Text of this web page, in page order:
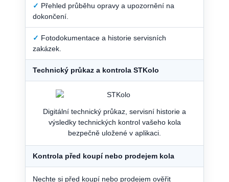
✓ Přehled průběhu opravy a upozornění na
dokončení.
✓ Fotodokumentace a historie servisních
zakázek.
Technický průkaz a kontrola STKolo
Digitální technický průkaz, servisní historie a
výsledky technických kontrol vašeho kola
bezpečně uložené v aplikaci.
Kontrola před koupí nebo prodejem kola
Nechte si před koupí nebo prodejem ověřit